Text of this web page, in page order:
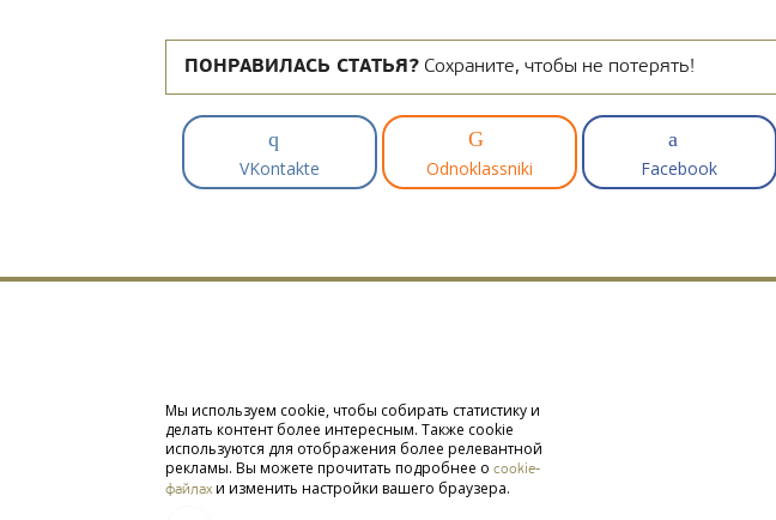
ПОНРАВИЛАСЬ СТАТЬЯ? Сохраните, чтобы не потерять!
VKontakte Odnoklassniki Facebook
Мы используем cookie, чтобы собирать статистику и
делать контент более интересным. Также cookie
используются для отображения более релевантной
рекламы. Вы можете прочитать подробнее о cookie-
файлах и изменить настройки вашего браузера.